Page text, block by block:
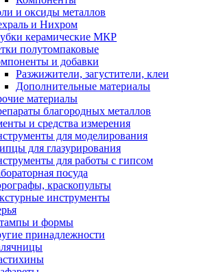
и оксиды металлов
и Нихром
керамические МКР
полутомпаковые
и добавки
Разжижители, загустители, клеи
Дополнительные материалы
материалы
благородных металлов
и средства измерения
для моделирования
для глазурирования
для работы с гипсом
посуда
краскопульты
инструменты
и формы
принадлежности